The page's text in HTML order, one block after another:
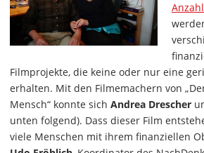
Filmprojekte, die keine oder nur eine
erhalten. Mit den Filmemachern von
Mensch“ konnte sich Andrea Drescher
unten folgend). Dass dieser Film
viele Menschen mit ihrem finanziellen